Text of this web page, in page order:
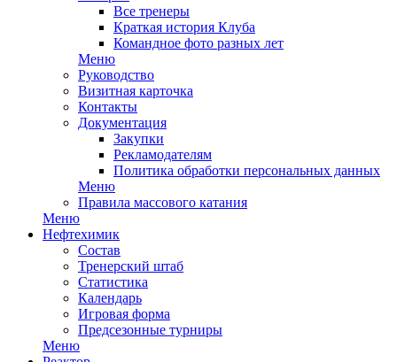
Все тренеры
Краткая история Клуба
Командное фото разных лет
Меню
Руководство
Визитная карточка
Контакты
Документация
Закупки
Рекламодателям
Политика обработки персональных данных
Меню
Правила массового катания
Меню
Нефтехимик
Состав
Тренерский штаб
Статистика
Календарь
Игровая форма
Предсезонные турниры
Меню